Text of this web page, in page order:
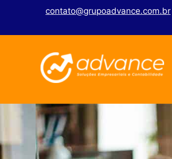
contato@grupoadvance.com.br